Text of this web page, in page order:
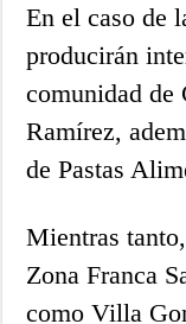
En el caso de
producirán
comunidad de
Ramírez,
de Pastas
Mientras
Zona Franca
como Villa